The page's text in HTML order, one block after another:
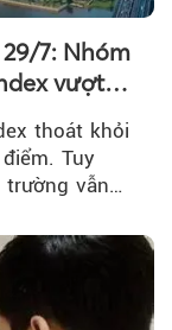
7: Nhóm
vượt
thoát khỏi
Tuy
trường vẫn